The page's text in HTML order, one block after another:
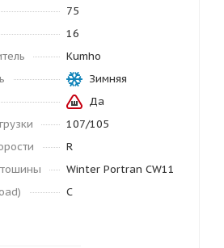
75
16
Kumho
Зимняя
Да
107/105
R
Winter Portran CW11
C